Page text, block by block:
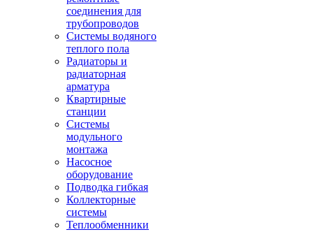
соединения для
трубопроводов
Системы водяного
теплого пола
Радиаторы и
радиаторная
арматура
Квартирные
станции
Системы
модульного
монтажа
Насосное
оборудование
Подводка гибкая
Коллекторные
системы
Теплообменники